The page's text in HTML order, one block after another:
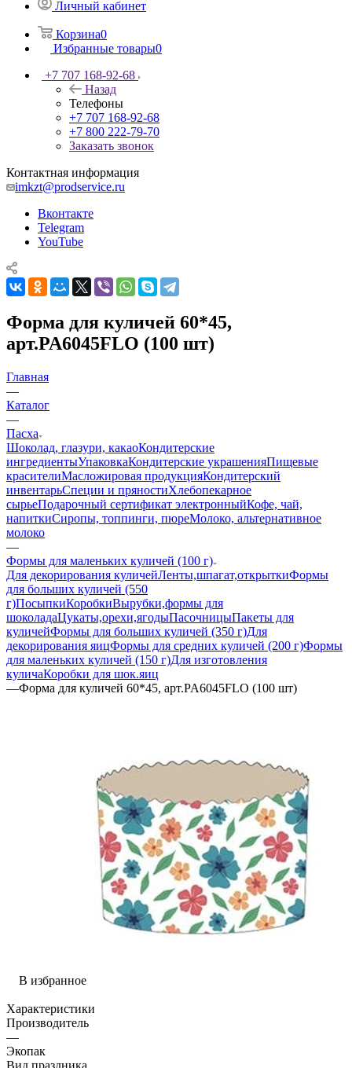
Личный кабинет
Корзина0
Избранные товары0
+7 707 168-92-68
Назад
Телефоны
+7 707 168-92-68
+7 800 222-79-70
Заказать звонок
Контактная информация
imkzt@prodservice.ru
Вконтакте
Telegram
YouTube
Форма для куличей 60*45,
арт.PA6045FLO (100 шт)
Главная
—
Каталог
—
Пасха
Шоколад, глазури, какаоКондитерские
ингредиентыУпаковкаКондитерские украшенияПищевые
красителиМасложировая продукцияКондитерский
инвентарьСпеции и пряностиХлебопекарное
сырьеПодарочный сертификат электронныйКофе, чай,
напиткиСиропы, топпинги, пюреМолоко, альтернативное
молоко
—
Формы для маленьких куличей (100 г)
Для декорирования куличейЛенты,шпагат,открыткиФормы
для больших куличей (550
г)ПосыпкиКоробкиВырубки,формы для
шоколадаЦукаты,орехи,ягодыПасочницыПакеты для
куличейФормы для больших куличей (350 г)Для
декорирования яицФормы для средних куличей (200 г)Формы
для маленьких куличей (150 г)Для изготовления
куличаКоробки для шок.яиц
—Форма для куличей 60*45, арт.PA6045FLO (100 шт)
В избранное
Характеристики
Производитель
—
Экопак
Вид праздника